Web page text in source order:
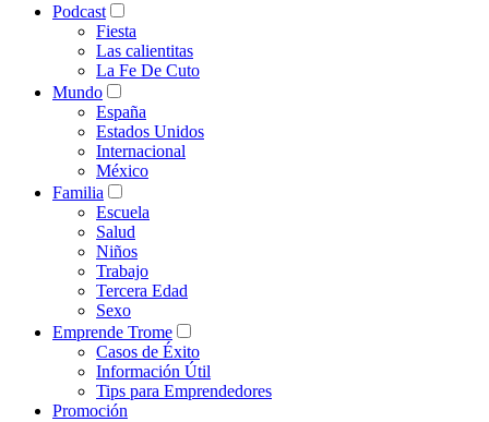
Podcast
Fiesta
Las calientitas
La Fe De Cuto
Mundo
España
Estados Unidos
Internacional
México
Familia
Escuela
Salud
Niños
Trabajo
Tercera Edad
Sexo
Emprende Trome
Casos de Éxito
Información Útil
Tips para Emprendedores
Promoción